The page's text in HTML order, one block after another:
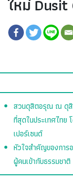
ใหม่ Dusit
สวนดุสิตอรุณ ณ ดุสิ
ที่สุดในประเทศไทย
เปอร์เซนต์
หัวใจสำคัญของการ
ผู้คนเข้ากับธรรมชา